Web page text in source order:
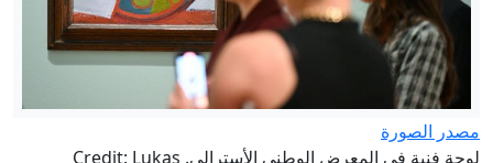
مصدر الصورة
لوحة فنية في المعرض الوطني الأسترالي. Credit: Lukas